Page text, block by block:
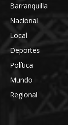
Barranquilla
Nacional
Local
Deportes
Política
Mundo
Regional